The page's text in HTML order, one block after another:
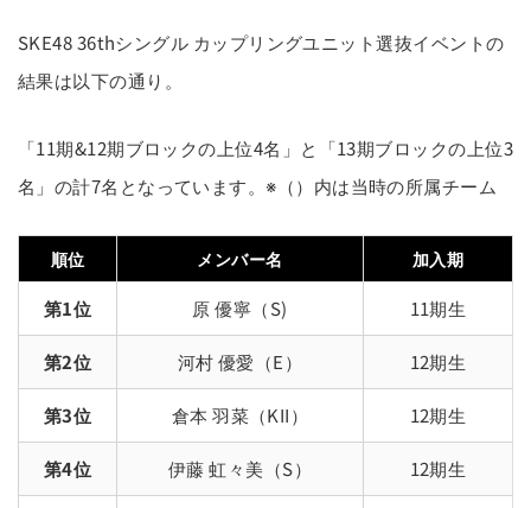
SKE48 36thシングル カップリングユニット選抜イベントの
結果は以下の通り。
「11期&12期ブロックの上位4名」と「13期ブロックの上位3
名」の計7名となっています。※（）内は当時の所属チーム
順位 メンバー名
加入期
第1位
原 優寧（S) 11期生
第2位 河村 優愛（E） 12期生
第3位 倉本 羽菜（KII） 12期生
第4位 伊藤 虹々美（S） 12期生